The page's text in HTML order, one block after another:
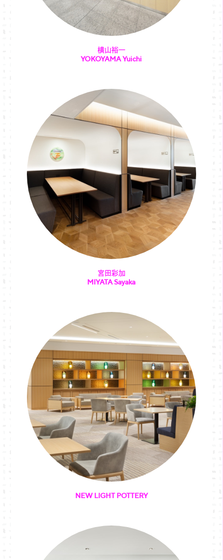
横山裕一
YOKOYAMA Yuichi
宮田彩加
MIYATA Sayaka
NEW LIGHT POTTERY